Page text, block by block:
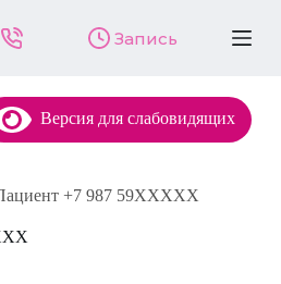
Запись
Версия для слабовидящих
+7 987 59XXXXX